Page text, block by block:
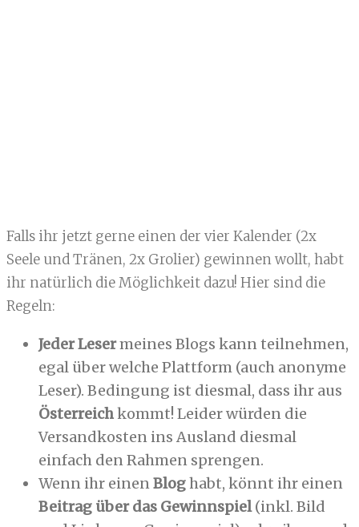
Falls ihr jetzt gerne einen der vier Kalender (2x
Seele und Tränen, 2x Grolier) gewinnen wollt, habt
ihr natürlich die Möglichkeit dazu! Hier sind die
Regeln:
Jeder Lesermeines Blogs kann teilnehmen,
egal über welche Plattform (auch anonyme
Leser). Bedingung ist diesmal, dass ihr aus
Österreichkommt! Leider würden die
Versandkosten ins Ausland diesmal
einfach den Rahmen sprengen.
Wenn ihr einenBloghabt, könnt ihr einen
Beitrag über das Gewinnspiel(inkl. Bild